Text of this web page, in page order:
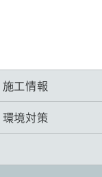
施工情報
環境対策